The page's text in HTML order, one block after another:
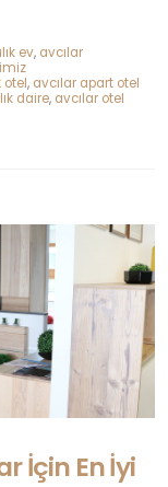
ev, avcılar
otel, avcılar apart otel
daire, avcılar otel
İçin En İyi